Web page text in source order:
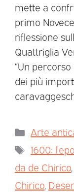
mette a
primo
riflessione
Quattriglia
“Un
dei più
Arte
1600:
da de Chirico
Chirico